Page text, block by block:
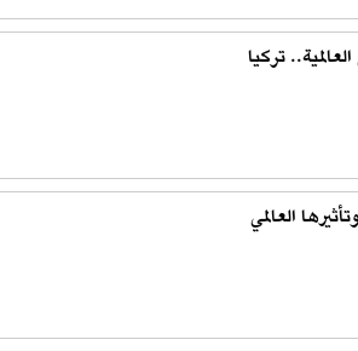
تركيا
العالمي